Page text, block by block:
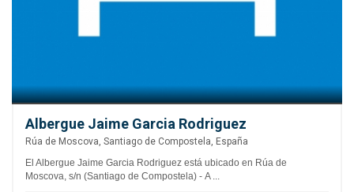
Albergue Jaime Garcia Rodriguez
Rúa de Moscova, Santiago de Compostela, España
El Albergue Jaime Garcia Rodriguez está ubicado en Rúa de
Moscova, s/n (Santiago de Compostela) - A ...